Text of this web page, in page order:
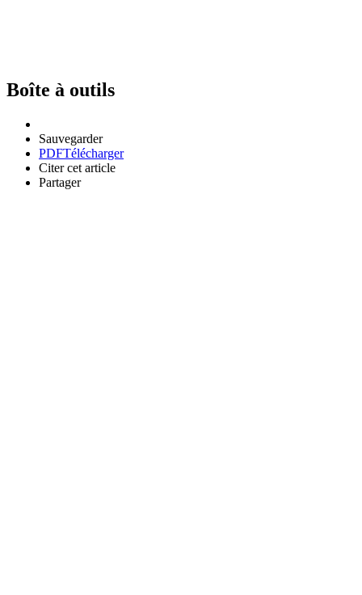
Boîte à outils
Sauvegarder
PDFTélécharger
Citer cet article
Partager